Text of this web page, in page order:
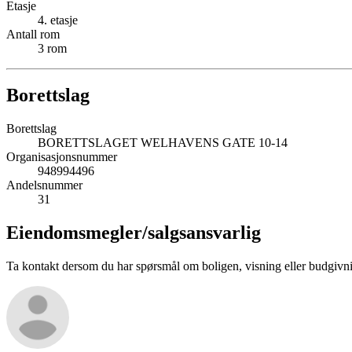
Etasje
4. etasje
Antall rom
3 rom
Borettslag
Borettslag
BORETTSLAGET WELHAVENS GATE 10-14
Organisasjonsnummer
948994496
Andelsnummer
31
Eiendomsmegler/salgsansvarlig
Ta kontakt dersom du har spørsmål om boligen, visning eller